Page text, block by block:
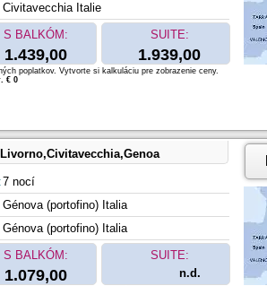
Civitavecchia Italie
S BALKÓM:
1.439,00
SUITE:
1.939,00
poplatkov. Vytvorte si kalkuláciu pre zobrazenie ceny.
€ 0
7 nocí
Génova (portofino) Italia
Génova (portofino) Italia
S BALKÓM:
1.079,00
SUITE:
n.d.